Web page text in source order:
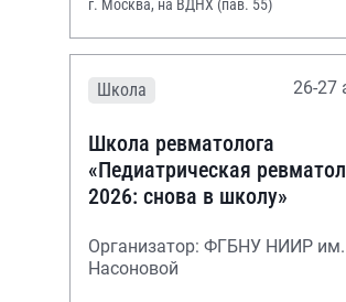
г. Москва, на ВДНХ (пав. 55)
Школа 26-27
Школа ревматолога
«Педиатрическая
2026: снова в школу»
Организатор: ФГБНУ НИИР
Насоновой